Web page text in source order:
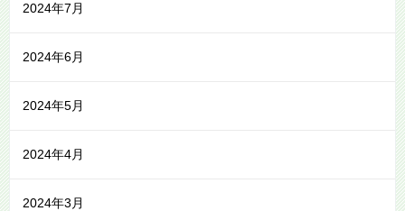
2024年7月
2024年6月
2024年5月
2024年4月
2024年3月